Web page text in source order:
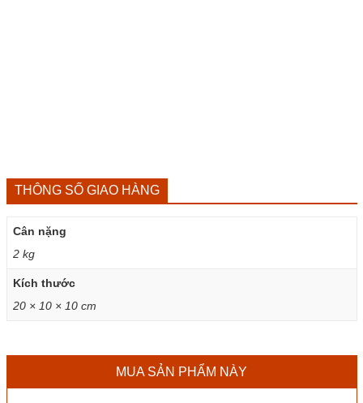
THÔNG SỐ GIAO HÀNG
Cân nặng
2 kg
Kích thước
20 × 10 × 10 cm
MUA SẢN PHẨM NÀY